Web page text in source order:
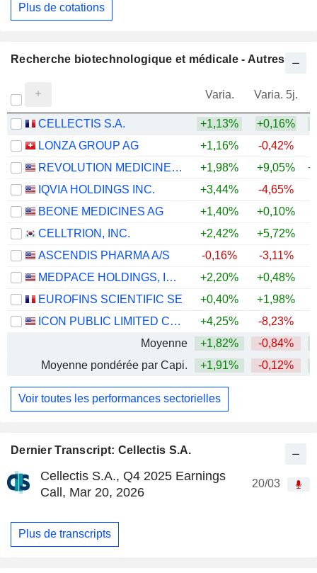
Dernier Transcript: Cellectis S.A.
Cellectis S.A., Q4 2025 Earnings
Call, Mar 20, 2026
20/03
Plus de transcripts
Plus de cotations
Recherche biotechnologique et médicale - Autres
Varia. Varia. 5j.
CELLECTIS S.A. +1,13% +0,16%
LONZA GROUP AG
+1,16% -0,42%
REVOLUTION MEDICINES, INC.
+1,98% +9,05%
IQVIA HOLDINGS INC.
+3,44% -4,65%
BEONE MEDICINES AG
+1,40% +0,10%
CELLTRION, INC.
+2,42% +5,72%
ASCENDIS PHARMA A/S
-0,16%
-3,11%
MEDPACE HOLDINGS, INC.
+2,20% +0,48%
EUROFINS SCIENTIFIC SE
+0,40% +1,98%
ICON PUBLIC LIMITED COMPANY
+4,25% -8,23%
Moyenne
+1,82% -0,84%
Moyenne pondérée par Capi.
+1,91% -0,12%
Voir toutes les performances sectorielles